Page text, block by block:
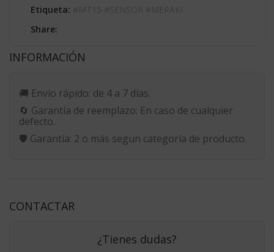
Etiqueta:
Share:
INFORMACIÓN
🚚 Envío rápido: de 4 a 7 días.
🔄 Garantía de reemplazo: En caso de cualquier
defecto.
🛡️ Garantía: 2 o más segun categoría de producto.
CONTACTAR
¿Tienes dudas?